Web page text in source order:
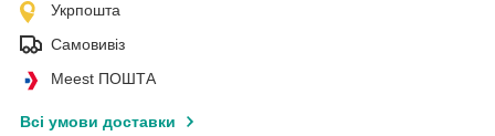
Укрпошта
Самовивіз
Meest ПОШТА
Всі умови доставки